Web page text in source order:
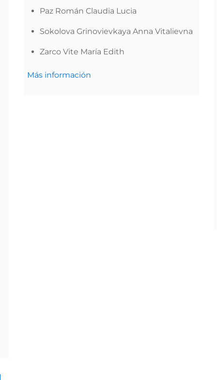
Paz Román Claudia Lucia
Sokolova Grinovievkaya Anna Vitalievna
Zarco Vite María Edith
Más información